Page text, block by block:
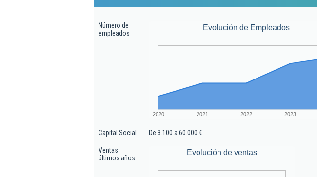
Número de
empleados
Evolución de Empleados
2020 2021 2022 2023
Capital Social De 3.100 a 60.000 €
Ventas
últimos años
Evolución de ventas